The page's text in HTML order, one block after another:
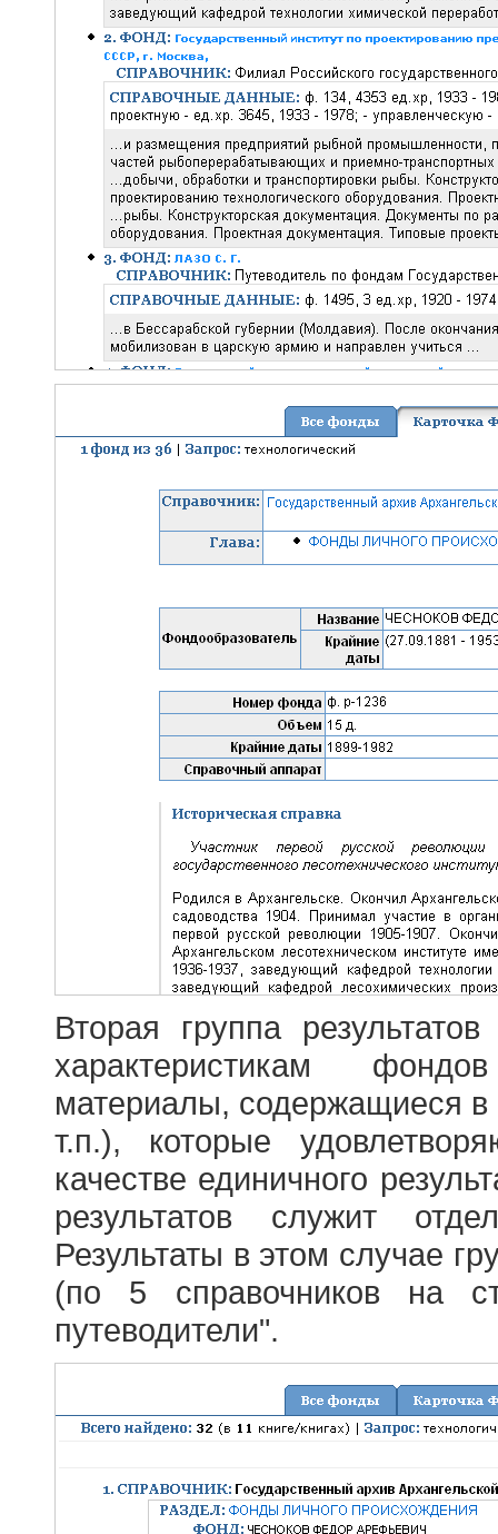
Вторая группа
характеристикам
материалы, содержащиеся в
т.п.), которые
качестве единичного
результатов служит
Результаты в этом случае
(по 5 справочников на
путеводители".